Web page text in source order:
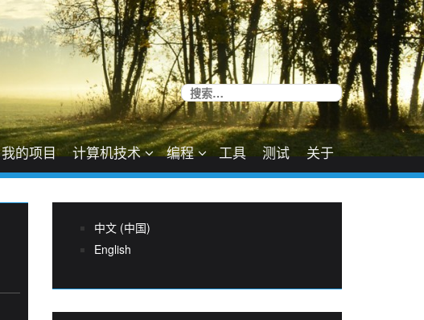
搜
索：
我的项目 计算机技术 编程 工具 测试 关于
中文 (中国)
English